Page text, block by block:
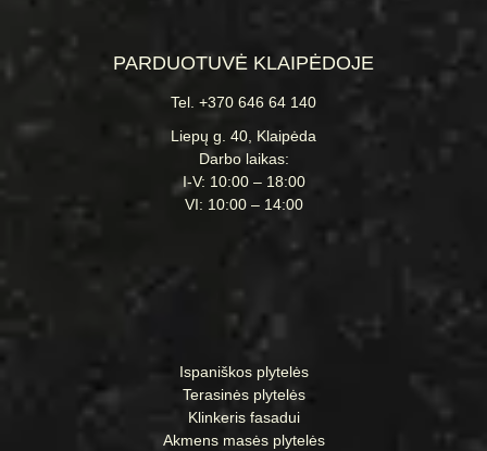
PARDUOTUVĖ KLAIPĖDOJE
Tel. +370 646 64 140
Liepų g. 40, Klaipėda
Darbo laikas:
I-V: 10:00 – 18:00
VI: 10:00 – 14:00
Ispaniškos plytelės
Terasinės plytelės
Klinkeris fasadui
Akmens masės plytelės